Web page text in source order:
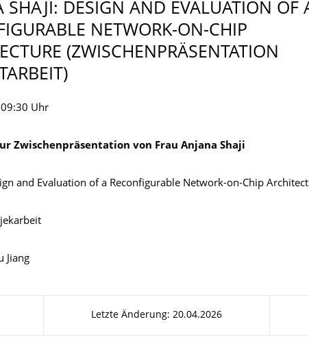
SHAJI: DESIGN AND EVALUATION OF
NETWORK-ON-CHIP
(ZWISCHENPRÄSEN­TATION
Uhr
Zwischenpräsentation von Frau Anjana Shaji
and Evaluation of a Reconfigurable Network-on-Chip
Jiang
Letzte Änderung: 20.04.2026